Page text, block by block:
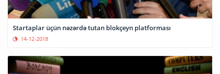
Startaplar üçün nəzərdə tutan blokçeyn platforması
14-12-2018